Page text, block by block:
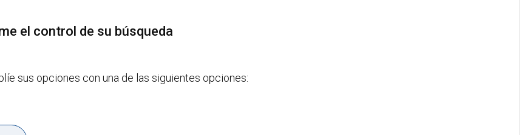
el control de su búsqueda
sus opciones con una de las siguientes opciones: